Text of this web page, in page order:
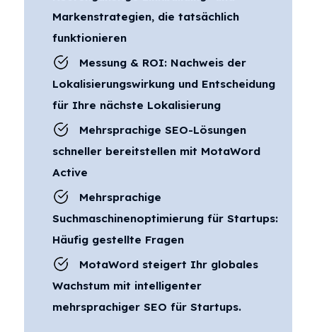
Markenstrategien, die tatsächlich
funktionieren
Messung & ROI: Nachweis der
Lokalisierungswirkung und Entscheidung
für Ihre nächste Lokalisierung
Mehrsprachige SEO-Lösungen
schneller bereitstellen mit MotaWord
Active
Mehrsprachige
Suchmaschinenoptimierung für Startups:
Häufig gestellte Fragen
MotaWord steigert Ihr globales
Wachstum mit intelligenter
mehrsprachiger SEO für Startups.